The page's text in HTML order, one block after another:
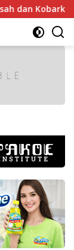
Kobarkan